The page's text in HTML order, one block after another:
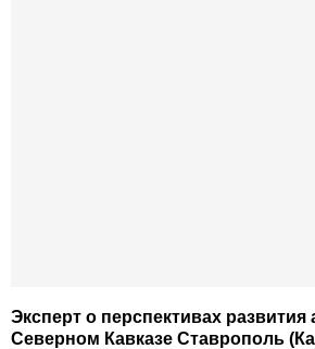
Эксперт о перспективах развития
Северном Кавказе Ставрополь